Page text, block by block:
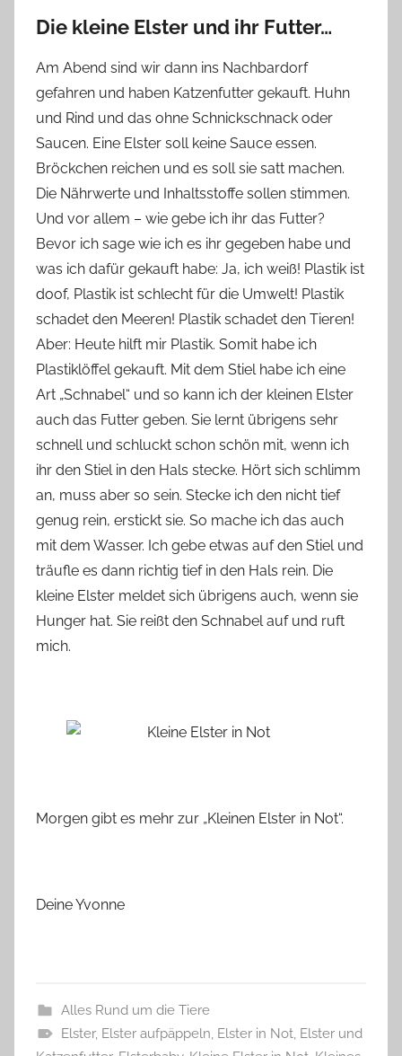
Die kleine Elster und ihr Futter…
Am Abend sind wir dann ins Nachbardorf
gefahren und haben Katzenfutter gekauft. Huhn
und Rind und das ohne Schnickschnack oder
Saucen. Eine Elster soll keine Sauce essen.
Bröckchen reichen und es soll sie satt machen.
Die Nährwerte und Inhaltsstoffe sollen stimmen.
Und vor allem – wie gebe ich ihr das Futter?
Bevor ich sage wie ich es ihr gegeben habe und
was ich dafür gekauft habe: Ja, ich weiß! Plastik ist
doof, Plastik ist schlecht für die Umwelt! Plastik
schadet den Meeren! Plastik schadet den Tieren!
Aber: Heute hilft mir Plastik. Somit habe ich
Plastiklöffel gekauft. Mit dem Stiel habe ich eine
Art „Schnabel“ und so kann ich der kleinen Elster
auch das Futter geben. Sie lernt übrigens sehr
schnell und schluckt schon schön mit, wenn ich
ihr den Stiel in den Hals stecke. Hört sich schlimm
an, muss aber so sein. Stecke ich den nicht tief
genug rein, erstickt sie. So mache ich das auch
mit dem Wasser. Ich gebe etwas auf den Stiel und
träufle es dann richtig tief in den Hals rein. Die
kleine Elster meldet sich übrigens auch, wenn sie
Hunger hat. Sie reißt den Schnabel auf und ruft
mich.
Morgen gibt es mehr zur „Kleinen Elster in Not“.
Deine Yvonne
Alles Rund um die Tiere
Elster, Elster aufpäppeln, Elster in Not, Elster und